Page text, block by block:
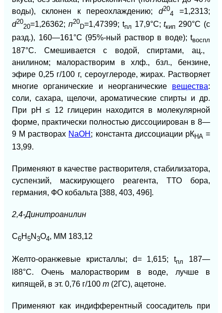
воды), склонен к переохлаждению;d20
4
=1,2313;
d20
20=1,26362; п20
D=1,47399; tпл 17,9°С;tкип 290°С (с
разд.), 160—161°С (95%-ный раствор в воде); tвоспл
187°С. Смешивается с водой, спиртами, ац.,
анилином; малорастворим в хлф., бзл., бензине,
эфире 0,25 г/100 г, сероуглероде, жирах. Растворяет
многие органические и неорганические вещества:
соли, сахара, щелочи, ароматические спирты и др.
При рН ≤ 12 глицерин находится в молекулярной
форме, практически полностью диссоциирован в 8—
9 М растворах NaOH ; константа диссоциации рКHA =
13,99.
Применяют в качестве растворителя, стабилизатора,
суспензий, маскирующего реагента, ТТО бора,
германия, ФО кобальта [388, 403, 496].
2,4-Динитроанилин
C6H 5N 3O4, ММ 183,12
Желто-оранжевые кристаллы; d= 1,615; tпл
187—
l88°C. Очень малорастворим в воде, лучше в
кипящей, в эт. 0,76 г/100 т (2ГС), ацетоне.
Применяют как индифферентный соосадитель при